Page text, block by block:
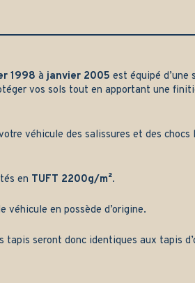
1998 à janvier 2005 est équipé d’une
vos sols tout en apportant une
véhicule des salissures et des
en TUFT 2200g/m².
en possède d’origine.
seront donc identiques aux tapis